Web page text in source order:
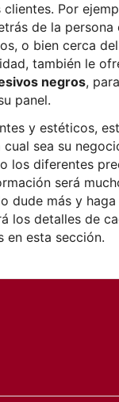
Por
de la persona
o bien cerca
también le
negros,
panel.
y estéticos,
sea su
los diferentes
será
dude más y
los detalles de
en esta sección.